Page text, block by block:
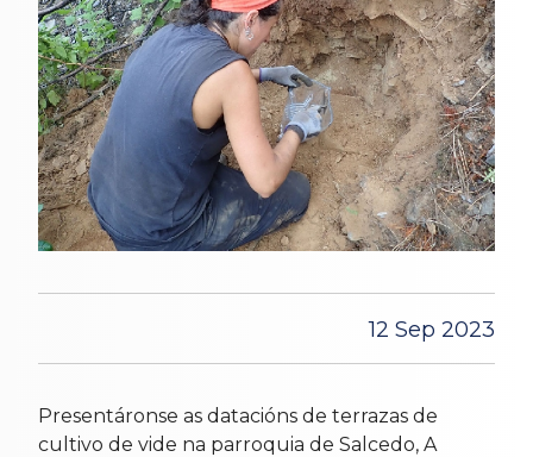
12 Sep 2023
Presentáronse as datacións de terrazas de
cultivo de vide na parroquia de Salcedo, A